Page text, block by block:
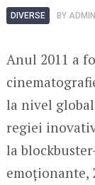
DIVERSE BY ADMIN
Anul 2011 a
la nivel
regiei
la
emoționante,